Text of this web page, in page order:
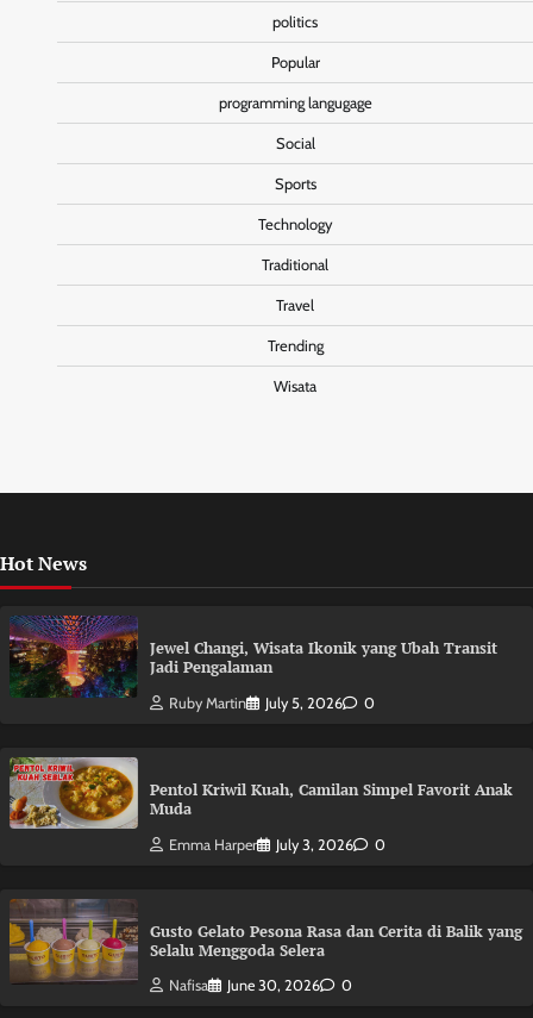
politics
Popular
programming langugage
Social
Sports
Technology
Traditional
Travel
Trending
Wisata
Hot News
Jewel Changi, Wisata Ikonik yang Ubah Transit
Jadi Pengalaman
Ruby Martin July 5, 2026 0
Pentol Kriwil Kuah, Camilan Simpel Favorit Anak
Muda
Emma Harper July 3, 2026 0
Gusto Gelato Pesona Rasa dan Cerita di Balik yang
Selalu Menggoda Selera
Nafisa June 30, 2026 0